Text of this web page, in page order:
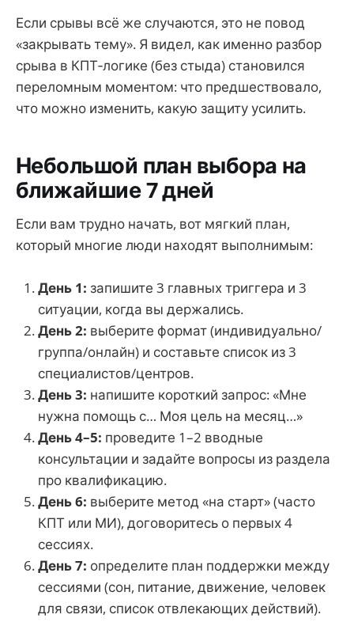
Если срывы всё же случаются, это не повод
«закрывать тему». Я видел, как именно разбор
срыва в КПТ‑логике (без стыда) становился
переломным моментом: что предшествовало,
что можно изменить, какую защиту усилить.
Небольшой план выбора на
ближайшие 7 дней
Если вам трудно начать, вот мягкий план,
который многие люди находят выполнимым:
День 1: запишите 3 главных триггера и 3
ситуации, когда вы держались.
День 2: выберите формат (индивидуально/
группа/онлайн) и составьте список из 3
специалистов/центров.
День 3: напишите короткий запрос: «Мне
нужна помощь с… Моя цель на месяц…»
День 4–5: проведите 1–2 вводные
консультации и задайте вопросы из раздела
про квалификацию.
День 6: выберите метод «на старт» (часто
КПТ или МИ), договоритесь о первых 4
сессиях.
День 7: определите план поддержки между
сессиями (сон, питание, движение, человек
для связи, список отвлекающих действий).